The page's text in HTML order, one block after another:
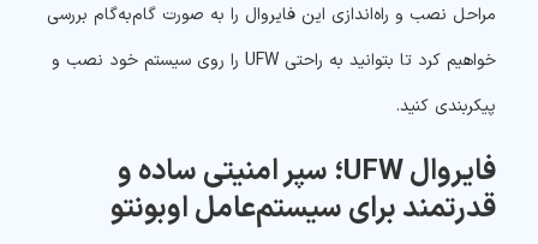
مراحل نصب و راه‌اندازی این فایروال را به صورت گام‌به‌گام بررسی
خواهیم کرد تا بتوانید به راحتی UFW را روی سیستم خود نصب و
پیکربندی کنید.
فایروال UFW؛ سپر امنیتی ساده و
قدرتمند برای سیستم‌عامل اوبونتو